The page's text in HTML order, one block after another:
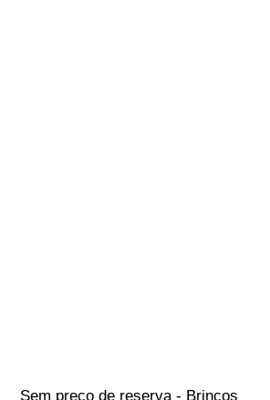
Sem preço de reserva - Brincos